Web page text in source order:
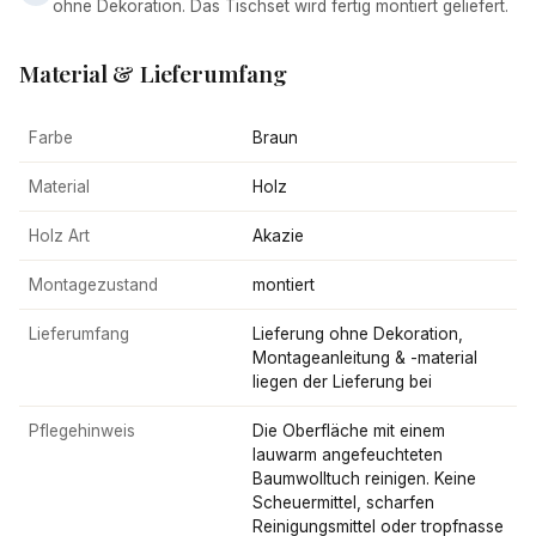
ohne Dekoration. Das Tischset wird fertig montiert geliefert.
Material & Lieferumfang
Farbe Braun
Material Holz
Holz Art Akazie
Montagezustand montiert
Lieferumfang
Lieferung ohne Dekoration,
Montageanleitung & -material
liegen der Lieferung bei
Pflegehinweis
Die Oberfläche mit einem
lauwarm angefeuchteten
Baumwolltuch reinigen. Keine
Scheuermittel, scharfen
Reinigungsmittel oder tropfnasse